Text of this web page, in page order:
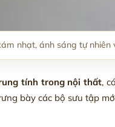
nhạt, ánh sáng tự
tính trong nội thất,
bày các bộ sưu tập